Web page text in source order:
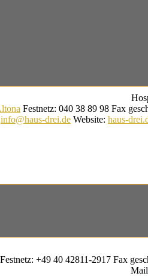
Festnetz: 040 38 89 98 Fax
info@haus-drei.de Website: haus-
Festnetz: +49 40 42811-2917 Fax
Mail